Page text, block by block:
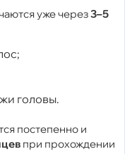
уже через3–5
головы.
постепенно и
при прохождении